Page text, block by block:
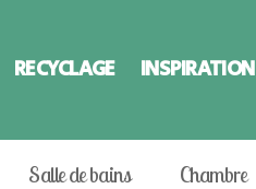
RECYCLAGE INSPIRATION
Salle de bains Chambre